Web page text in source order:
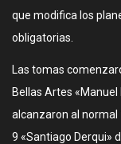
que modifica los
obligatorias.
Las tomas
Bellas Artes
alcanzaron al normal
9 «Santiago Derqui»